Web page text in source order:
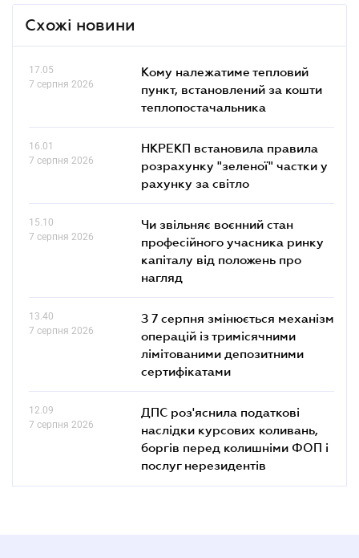
Схожі новини
17.05
7 серпня 2026
Кому належатиме тепловий
пункт, встановлений за кошти
теплопостачальника
16.01
7 серпня 2026
НКРЕКП встановила правила
розрахунку "зеленої" частки у
рахунку за світло
15.10
7 серпня 2026
Чи звільняє воєнний стан
професійного учасника ринку
капіталу від положень про
нагляд
13.40
7 серпня 2026
З 7 серпня змінюється механізм
операцій із тримісячними
лімітованими депозитними
сертифікатами
12.09
7 серпня 2026
ДПС роз'яснила податкові
наслідки курсових коливань,
боргів перед колишніми ФОП і
послуг нерезидентів